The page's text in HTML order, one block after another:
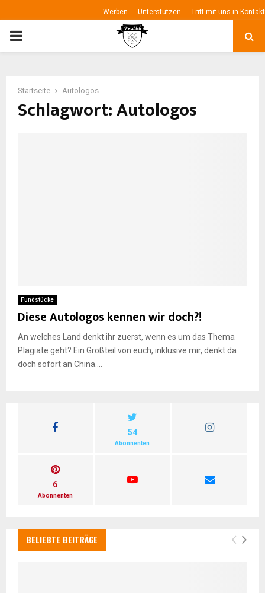
Werben Unterstützen Tritt mit uns in Kontakt
P
E
N
U
Startseite Autologos
Schlagwort: Autologos
Fundstücke
Diese Autologos kennen wir doch?!
An welches Land denkt ihr zuerst, wenn es um das Thema
Plagiate geht? Ein Großteil von euch, inklusive mir, denkt da
doch sofort an China....
54
Abonnenten
6
Abonnenten
BELIEBTE BEITRÄGE